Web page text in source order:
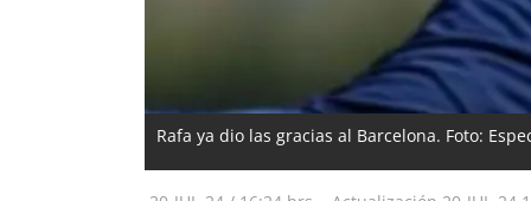
Rafa ya dio las gracias al Barcelona. Foto: